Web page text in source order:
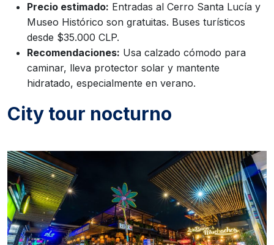
Precio estimado: Entradas al Cerro Santa Lucía y
Museo Histórico son gratuitas. Buses turísticos
desde $35.000 CLP.
Recomendaciones: Usa calzado cómodo para
caminar, lleva protector solar y mantente
hidratado, especialmente en verano.
City tour nocturno